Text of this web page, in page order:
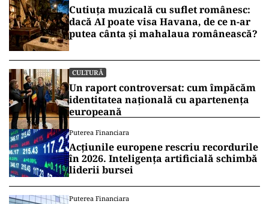
Cutiuța muzicală cu suflet românesc:
dacă AI poate visa Havana, de ce n-ar
putea cânta și mahalaua românească?
CULTURĂ
Un raport controversat: cum împăcăm
identitatea națională cu apartenența
europeană
Puterea Financiara
Acțiunile europene rescriu recordurile
în 2026. Inteligența artificială schimbă
liderii bursei
Puterea Financiara